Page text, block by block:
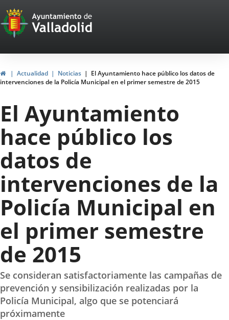
Portal
Web
del
Ayuntamiento
de
Valladolid
HomeActualidad Noticias
El Ayuntamiento hace público los datos de
intervenciones de la Policía Municipal en el primer semestre de 2015
El Ayuntamiento
hace público los
datos de
intervenciones de la
Policía Municipal en
el primer semestre
de 2015
Se consideran satisfactoriamente las campañas de
prevención y sensibilización realizadas por la
Policía Municipal, algo que se potenciará
próximamente